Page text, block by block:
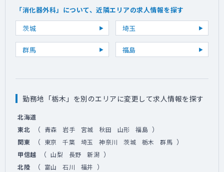
「消化器外科」について、近隣エリアの求人情報を探す
茨城
埼玉
群馬 福島
勤務地「栃木」を別のエリアに変更して求人情報を探す
北海道
東北
（ 青森 岩手 宮城 秋田 山形 福島 ）
関東 （ 東京 千葉 埼玉 神奈川 茨城 栃木 群馬 ）
甲信越 （ 山梨 長野 新潟 ）
北陸 （ 富山 石川 福井 ）